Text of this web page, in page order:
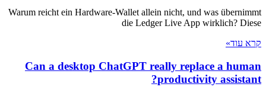
Warum reicht ein Hardware-Wallet allein nicht, und was übernimmt
die Ledger Live App wirklich? Diese
קרא עוד»
Can a desktop ChatGPT really replace a human
productivity assistant?